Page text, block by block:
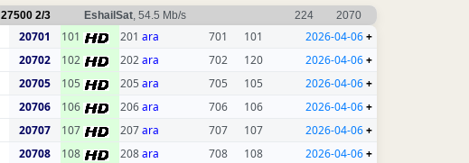
27500 2/3 EshailSat, 54.5 Mb/s 224 2070
20701 101 201 ara 701 101 2026-04-06+
20702 102 202ara 702 120 2026-04-06+
20705 105 205 ara 705 105 2026-04-06+
20706 106 206ara 706 106 2026-04-06+
20707 107 207ara 707 107 2026-04-06+
20708 108 208ara 708 108 2026-04-06+